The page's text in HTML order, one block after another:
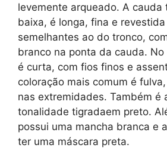
levemente arqueado. A cauda
baixa, é longa, fina e
semelhantes ao do tronco,
branco na ponta da cauda. No
é curta, com fios finos e
coloração mais comum é
nas extremidades. Também é
tonalidade tigradaem preto.
possui uma mancha branca e
ter uma máscara preta.